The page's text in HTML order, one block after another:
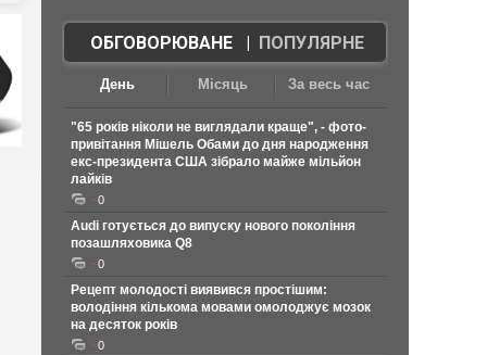
ОБГОВОРЮВАНЕ| ПОПУЛЯРНЕ
День Місяць За весь час
"65 років ніколи не виглядали краще", - фото-
привітання Мішель Обами до дня народження
екс-президента США зібрало майже мільйон
лайків
0
Audi готується до випуску нового покоління
позашляховика Q8
0
Рецепт молодості виявився простішим:
володіння кількома мовами омолоджує мозок
на десяток років
0